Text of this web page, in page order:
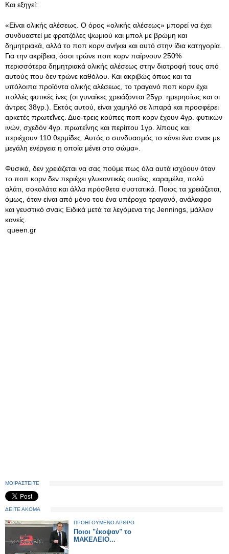
Και εξηγεί:
«Είναι ολικής αλέσεως. Ο όρος «ολικής αλέσεως» μπορεί να έχει
συνδυαστεί με φρατζόλες ψωμιού και μπολ με βρώμη και
δημητριακά, αλλά το ποπ κορν ανήκει και αυτό στην ίδια κατηγορία.
Για την ακρίβεια, όσοι τρώνε ποπ κορν παίρνουν 250%
περισσότερα δημητριακά ολικής αλέσεως στην διατροφή τους από
αυτούς που δεν τρώνε καθόλου . Και ακριβώς όπως και τα
υπόλοιπα προϊόντα ολικής αλέσεως, το τραγανό ποπ κορν έχει
πολλές φυτικές ίνες (οι γυναίκες χρειάζονται 25γρ. ημερησίως και οι
άντρες 38γρ.). Εκτός αυτού, είναι χαμηλό σε λιπαρά και προσφέρει
αρκετές πρωτεΐνες. Δυο-τρεις κούπες ποπ κορν έχουν 4γρ. φυτικών
ινών, σχεδόν 4γρ. πρωτεΐνης και περίπου 1γρ. λίπους και
περιέχουν 110 θερμίδες. Αυτός ο συνδυασμός το κάνει ένα σνακ με
μεγάλη ενέργεια η οποία μένει στο σώμα».
Φυσικά, δεν χρειάζεται να σας πούμε πως όλα αυτά ισχύουν όταν
το ποπ κορν δεν περιέχει γλυκαντικές ουσίες, καραμέλα, πολύ
αλάτι, σοκολάτα και άλλα πρόσθετα συστατικά. Ποιος τα χρειάζεται,
όμως, όταν είναι από μόνο του ένα υπέροχο τραγανό, ανάλαφρο
και γευστικό σνακ; Ειδικά μετά τα λεγόμενα της Jennings, μάλλον
κανείς.
queen.gr
ΜΟΙΡΑΣΤΕΙΤΕ
ΔΕΙΤΕ ΑΚΟΜΑ
ΠΡΟΗΓΟΥΜΕΝΟ ΑΡΘΡΟ
Ποιοι "έκοψαν" το
ΜΑΚΕΛΕΙΟ...